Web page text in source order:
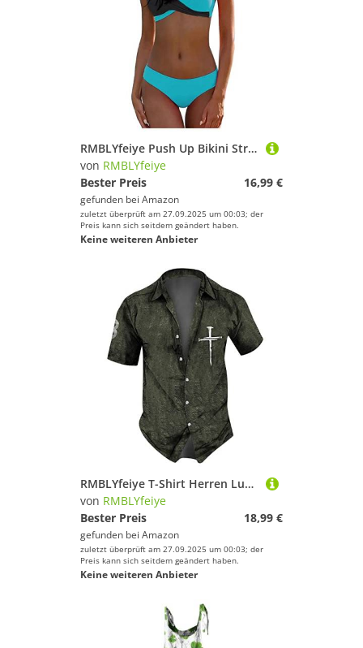
RMBLYfeiye Push Up Bikini String Badeanzug Badeanzug Schwarz Bikini Push Up V-Ausschnitt Einfarbiges Spaghetti Bikini Set Triangel Bikini Neckholder Zweiteiliger Badeanzug Sexy Bikini (Blau, L)
von RMBLYfeiye
Bester Preis
16,99 €
gefunden bei Amazon
zuletzt überprüft am 27.09.2025 um 00:03; der
Preis kann sich seitdem geändert haben.
Keine weiteren Anbieter
RMBLYfeiye T-Shirt Herren Lustig Hawaii Hemd Herren T Shirt Weiß Reverskragen Ethnic Druck Henley Shirt Knopfleiste Totenkopf Shirt Trachtenhemd Herren Poloshirts (Armeegrün, XXL)
von RMBLYfeiye
Bester Preis
18,99 €
gefunden bei Amazon
zuletzt überprüft am 27.09.2025 um 00:03; der
Preis kann sich seitdem geändert haben.
Keine weiteren Anbieter